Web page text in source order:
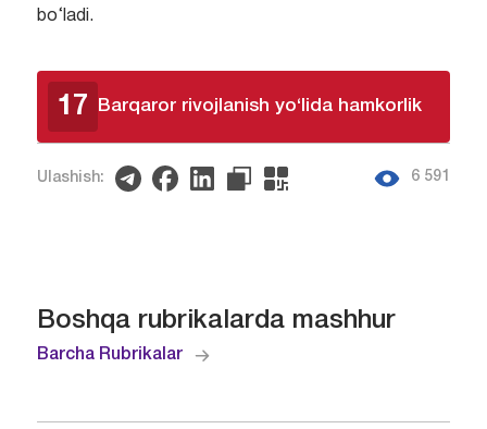
bo‘ladi.
17 Barqaror rivojlanish yo‘lida hamkorlik
Ulashish: 6 591
Boshqa rubrikalarda mashhur
Barcha Rubrikalar